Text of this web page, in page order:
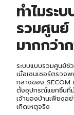
ทำไมระ
รวมศูน
มากกว่
ระบบแบบรวมศูนย์ช่
เมื่อเซนเซอร์ตรว
กลางของ SECOM
ตั้งอุปกรณ์แยกชิ้นที่มั
เจ้าของบ้านเพียงอ
เกิดเหตุจริง